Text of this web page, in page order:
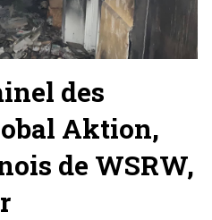
des
Aktion,
de WSRW,